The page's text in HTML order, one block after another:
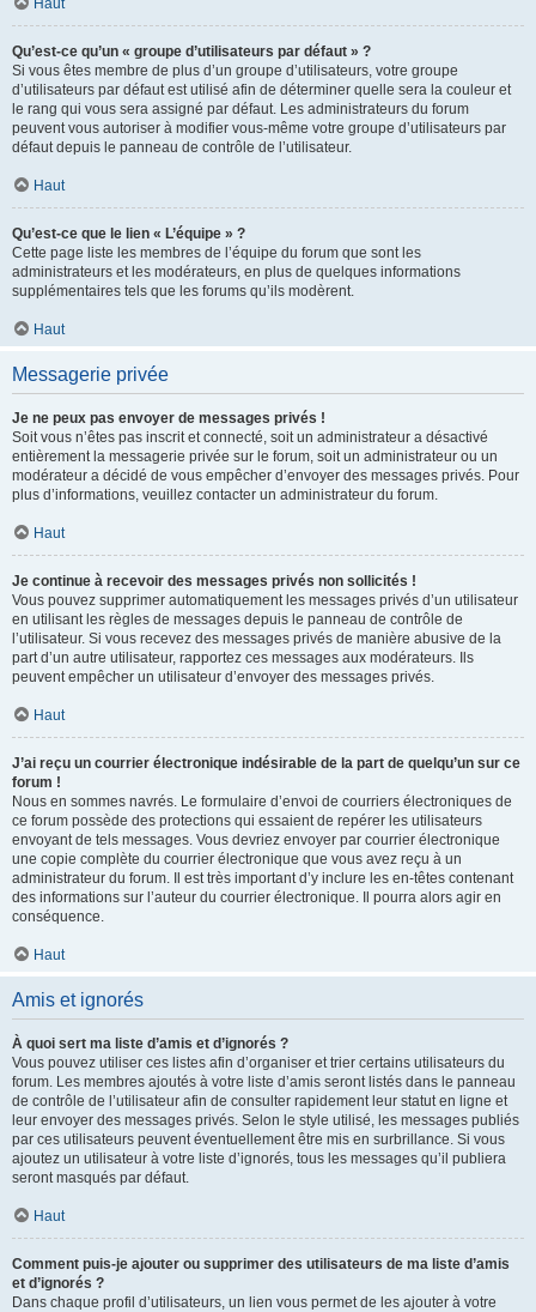
Haut
Qu’est-ce qu’un « groupe d’utilisateurs par défaut » ?
Si vous êtes membre de plus d’un groupe d’utilisateurs, votre groupe
d’utilisateurs par défaut est utilisé afin de déterminer quelle sera la couleur et
le rang qui vous sera assigné par défaut. Les administrateurs du forum
peuvent vous autoriser à modifier vous-même votre groupe d’utilisateurs par
défaut depuis le panneau de contrôle de l’utilisateur.
Haut
Qu’est-ce que le lien « L’équipe » ?
Cette page liste les membres de l’équipe du forum que sont les
administrateurs et les modérateurs, en plus de quelques informations
supplémentaires tels que les forums qu’ils modèrent.
Haut
Messagerie privée
Je ne peux pas envoyer de messages privés !
Soit vous n’êtes pas inscrit et connecté, soit un administrateur a désactivé
entièrement la messagerie privée sur le forum, soit un administrateur ou un
modérateur a décidé de vous empêcher d’envoyer des messages privés. Pour
plus d’informations, veuillez contacter un administrateur du forum.
Haut
Je continue à recevoir des messages privés non sollicités !
Vous pouvez supprimer automatiquement les messages privés d’un utilisateur
en utilisant les règles de messages depuis le panneau de contrôle de
l’utilisateur. Si vous recevez des messages privés de manière abusive de la
part d’un autre utilisateur, rapportez ces messages aux modérateurs. Ils
peuvent empêcher un utilisateur d’envoyer des messages privés.
Haut
J’ai reçu un courrier électronique indésirable de la part de quelqu’un sur ce
forum !
Nous en sommes navrés. Le formulaire d’envoi de courriers électroniques de
ce forum possède des protections qui essaient de repérer les utilisateurs
envoyant de tels messages. Vous devriez envoyer par courrier électronique
une copie complète du courrier électronique que vous avez reçu à un
administrateur du forum. Il est très important d’y inclure les en-têtes contenant
des informations sur l’auteur du courrier électronique. Il pourra alors agir en
conséquence.
Haut
Amis et ignorés
À quoi sert ma liste d’amis et d’ignorés ?
Vous pouvez utiliser ces listes afin d’organiser et trier certains utilisateurs du
forum. Les membres ajoutés à votre liste d’amis seront listés dans le panneau
de contrôle de l’utilisateur afin de consulter rapidement leur statut en ligne et
leur envoyer des messages privés. Selon le style utilisé, les messages publiés
par ces utilisateurs peuvent éventuellement être mis en surbrillance. Si vous
ajoutez un utilisateur à votre liste d’ignorés, tous les messages qu’il publiera
seront masqués par défaut.
Haut
Comment puis-je ajouter ou supprimer des utilisateurs de ma liste d’amis
et d’ignorés ?
Dans chaque profil d’utilisateurs, un lien vous permet de les ajouter à votre